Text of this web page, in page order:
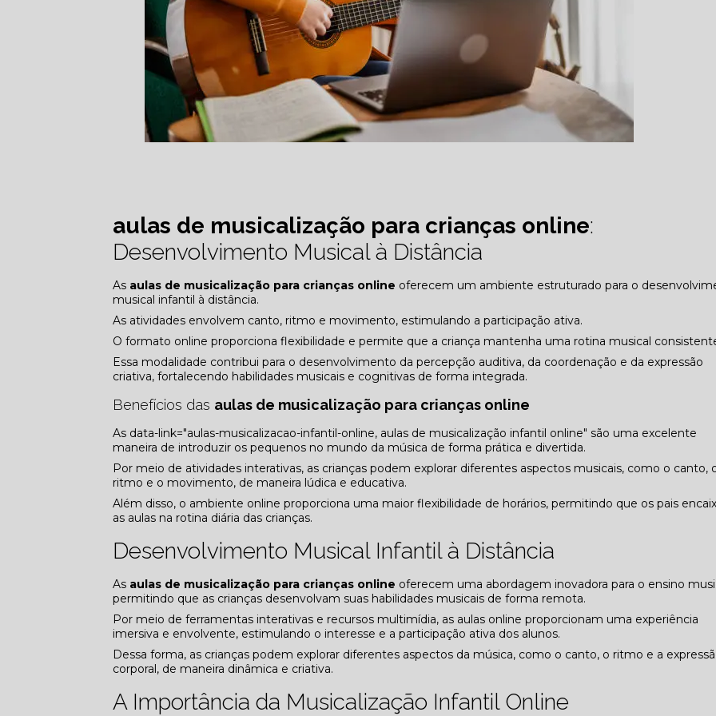
aulas de musicalização para crianças online:
Desenvolvimento Musical à Distância
As aulas de musicalização para crianças online oferecem um ambiente estruturado para o
musical infantil à distância.
As atividades envolvem canto, ritmo e movimento, estimulando a participação ativa.
O formato online proporciona flexibilidade e permite que a criança mantenha uma rotina musical
Essa modalidade contribui para o desenvolvimento da percepção auditiva, da coordenação e da expressão
criativa, fortalecendo habilidades musicais e cognitivas de forma integrada.
Benefícios das aulas de musicalização para crianças online
As data-link="aulas-musicalizacao-infantil-online, aulas de musicalização infantil online" são uma excelente
maneira de introduzir os pequenos no mundo da música de forma prática e divertida.
Por meio de atividades interativas, as crianças podem explorar diferentes aspectos musicais, como o canto,
ritmo e o movimento, de maneira lúdica e educativa.
Além disso, o ambiente online proporciona uma maior flexibilidade de horários, permitindo que os pais
as aulas na rotina diária das crianças.
Desenvolvimento Musical Infantil à Distância
As aulas de musicalização para crianças online oferecem uma abordagem inovadora para o ensino
permitindo que as crianças desenvolvam suas habilidades musicais de forma remota.
Por meio de ferramentas interativas e recursos multimídia, as aulas online proporcionam uma experiência
imersiva e envolvente, estimulando o interesse e a participação ativa dos alunos.
Dessa forma, as crianças podem explorar diferentes aspectos da música, como o canto, o ritmo e a
corporal, de maneira dinâmica e criativa.
A Importância da Musicalização Infantil Online